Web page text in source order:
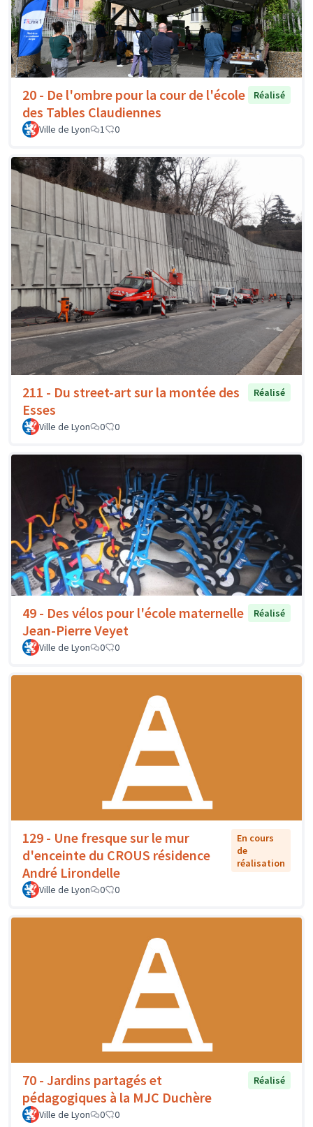
20 - De l'ombre pour la cour de l'école
des Tables Claudiennes
Réalisé
Ville de Lyon 1 0
211 - Du street-art sur la montée des
Esses
Réalisé
Ville de Lyon 0 0
49 - Des vélos pour l'école maternelle
Jean-Pierre Veyet
Réalisé
Ville de Lyon 0 0
129 - Une fresque sur le mur
d'enceinte du CROUS résidence
André Lirondelle
En cours
de
réalisation
Ville de Lyon 0 0
70 - Jardins partagés et
pédagogiques à la MJC Duchère
Réalisé
Ville de Lyon 0 0